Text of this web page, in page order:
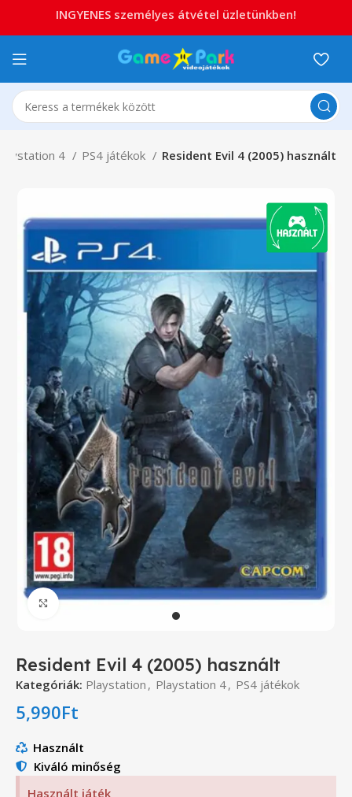
4 PS4 játékok Resident Evil 4 (2005) használt
Click to enlarge
Resident Evil 4 (2005) használt
Kategóriák: Playstation , Playstation 4, PS4 játékok
5,990Ft
Használt
Kiváló minőség
Használt játék
INGYENES személyes átvétel üzletünkben!